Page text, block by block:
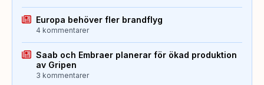
Europa behöver fler brandflyg
4 kommentarer
Saab och Embraer planerar för ökad produktion
av Gripen
3 kommentarer